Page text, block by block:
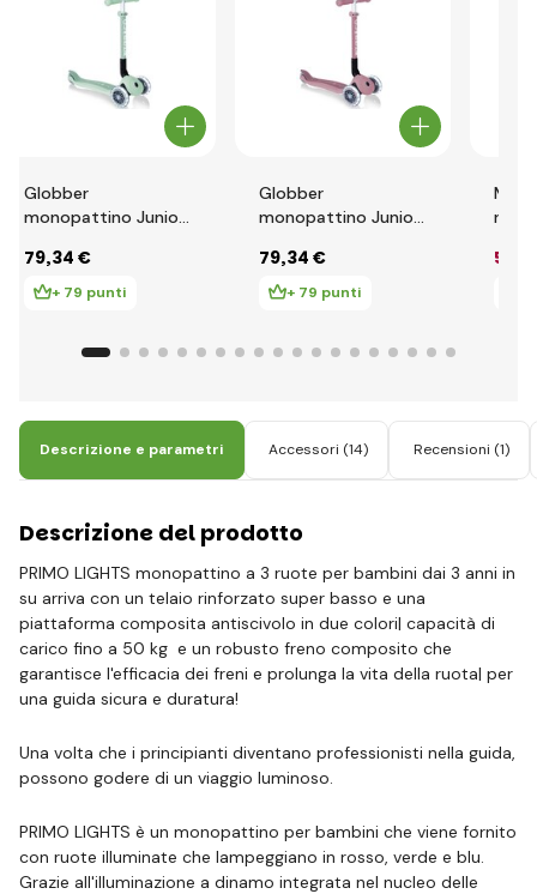
Globber
monopattino Junior
Ecologic - Pistachio
79,34 €
+ 79 punti
Globber
monopattino Junior
Ecologic - Berry
79,34 €
+ 79 punti
59
Descrizione e parametri Accessori (14) Recensioni (1)
Descrizione del prodotto
PRIMO LIGHTS monopattino a 3 ruote per bambini dai 3 anni in
su arriva con un telaio rinforzato super basso e una
piattaforma composita antiscivolo in due colori| capacità di
carico fino a 50 kg e un robusto freno composito che
garantisce l'efficacia dei freni e prolunga la vita della ruota| per
una guida sicura e duratura!
Una volta che i principianti diventano professionisti nella guida,
possono godere di un viaggio luminoso.
PRIMO LIGHTS è un monopattino per bambini che viene fornito
con ruote illuminate che lampeggiano in rosso, verde e blu.
Grazie all'illuminazione a dinamo integrata nel nucleo delle